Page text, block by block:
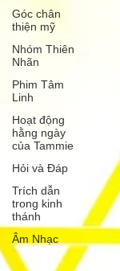
Góc chân
thiện mỹ
Nhóm Thiên
Nhãn
Phim Tâm
Linh
Hoạt động
hằng ngày
của Tammie
Hỏi và Đáp
Trích dẫn
trong kinh
thánh
Âm Nhạc